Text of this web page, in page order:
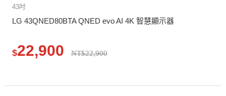
43吋
LG 43QNED80BTA QNED evo AI 4K 智慧顯示器
$22,900 NT$22,900